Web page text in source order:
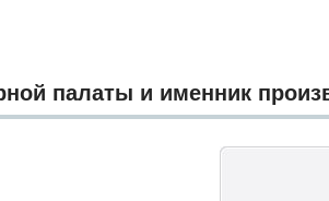
палаты и именник